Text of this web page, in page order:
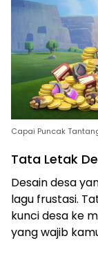
Capai Puncak
Tata Letak
Desain desa
lagu frustasi.
kunci desa ke
yang wajib